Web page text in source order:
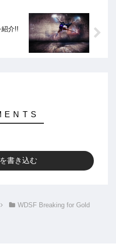
紹介!!
書き込む
WDSF Breaking for Gold